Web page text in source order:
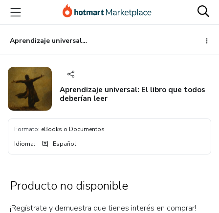
principal
página
de
página
Aprendizaje universal: El libro que todos deberían leer
Aprendizaje universal: El libro que todos
deberían leer
Formato: eBooks o Documentos
Idioma: Español
Producto no disponible
¡Regístrate y demuestra que tienes interés en comprar!